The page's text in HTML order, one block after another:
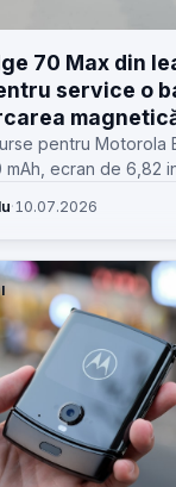
70 Max din
service o
pentru Motorola
mAh, ecran de 6,82
· 10.07.2026